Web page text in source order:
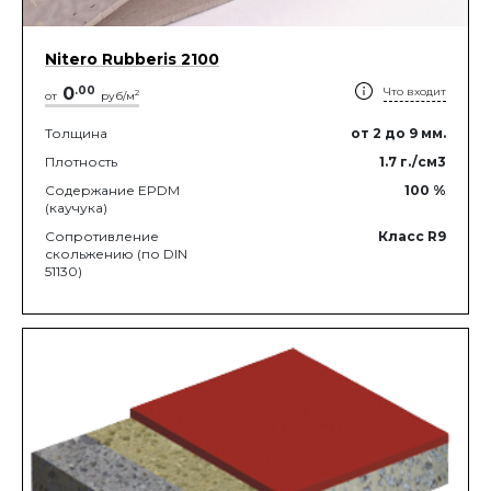
Nitero Rubberis 2100
от 0.00 руб/м2 Что входит
Толщина от 2 до 9 мм.
Плотность
1.7 г./см3
Содержание EPDM
(каучука)
100 %
Сопротивление
скольжению (по DIN
51130)
Класс R9